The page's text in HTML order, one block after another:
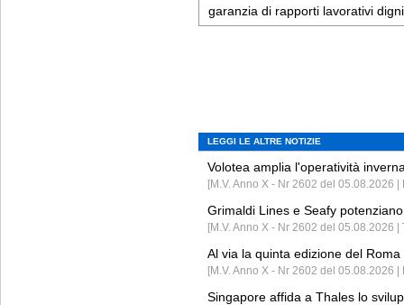
garanzia di rapporti lavorativi
LEGGI LE ALTRE NOTIZIE
Volotea amplia l'operatività
[M.V. Anno X - Nr 2602 del 05.08.2026 |
Grimaldi Lines e Seafy
[M.V. Anno X - Nr 2602 del 05.08.2026 |
Al via la quinta edizione del
[M.V. Anno X - Nr 2602 del 05.08.2026 |
Singapore affida a Thales lo